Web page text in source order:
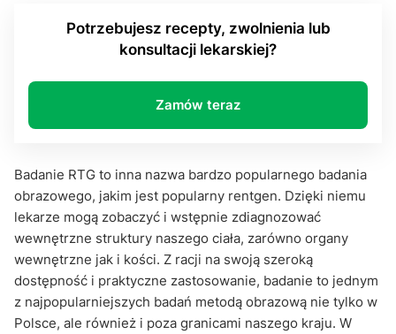
badania?
Jak wygląda badanie RTG?
Internet?
Potrzebujesz recepty, zwolnienia lub
konsultacji lekarskiej?
Zamów teraz
Badanie RTG to inna nazwa bardzo popularnego badania
obrazowego, jakim jest popularny rentgen. Dzięki niemu
lekarze mogą zobaczyć i wstępnie zdiagnozować
wewnętrzne struktury naszego ciała, zarówno organy
wewnętrzne jak i kości. Z racji na swoją szeroką
dostępność i praktyczne zastosowanie, badanie to jednym
z najpopularniejszych badań metodą obrazową nie tylko w
Polsce, ale również i poza granicami naszego kraju. W